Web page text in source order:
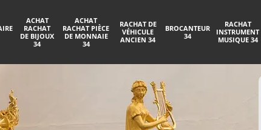
ACHAT
RACHAT
DE BIJOUX
34
ACHAT
RACHAT PIÈCE
DE MONNAIE
34
RACHAT DE
VÉHICULE
ANCIEN 34
BROCANTEUR
34
RACHAT
INSTRUMENT
MUSIQUE 34